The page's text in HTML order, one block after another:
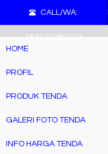
CALL/WA:
082230382223
HOME
PROFIL
PRODUK TENDA
GALERI FOTO TENDA
INFO HARGA TENDA